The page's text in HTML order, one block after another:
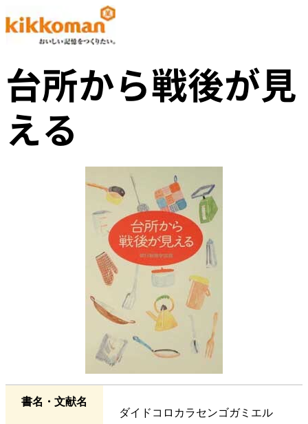
台所から戦後が見
える
書名・文献名
ダイドコロカラセンゴガミエル